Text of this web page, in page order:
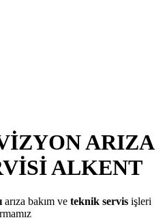
ARIZA
ALKENT
arıza bakım ve teknik servis işleri